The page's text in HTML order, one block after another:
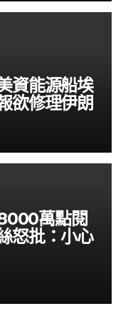
資能源船埃
欲修理伊朗
萬點閱
怒批：小心